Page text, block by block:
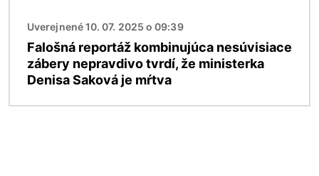
Uverejnené 10. 07. 2025 o 09:39
Falošná reportáž kombinujúca nesúvisiace
zábery nepravdivo tvrdí, že ministerka
Denisa Saková je mŕtva